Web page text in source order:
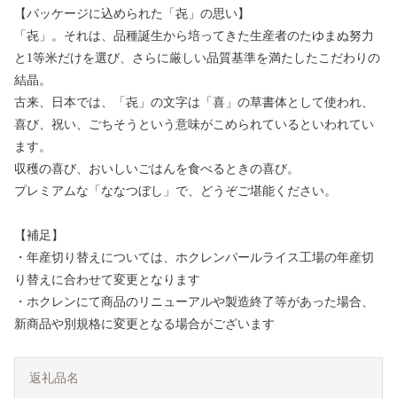
【パッケージに込められた「㐂」の思い】
「㐂」。それは、品種誕生から培ってきた生産者のたゆまぬ努力
と1等米だけを選び、さらに厳しい品質基準を満たしたこだわりの
結晶。
古来、日本では、「㐂」の文字は「喜」の草書体として使われ、
喜び、祝い、ごちそうという意味がこめられているといわれてい
ます。
収穫の喜び、おいしいごはんを食べるときの喜び。
プレミアムな「ななつぼし」で、どうぞご堪能ください。
【補足】
・年産切り替えについては、ホクレンパールライス工場の年産切
り替えに合わせて変更となります
・ホクレンにて商品のリニューアルや製造終了等があった場合、
新商品や別規格に変更となる場合がございます
返礼品名